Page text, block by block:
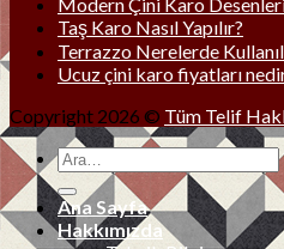
Taş Karo Nasıl Yapılır?
Terrazzo Nerelerde
Ucuz çini karo fiyatları
Copyright 2026 © Tüm Telif
Ana Sayfa
Hakkımızda